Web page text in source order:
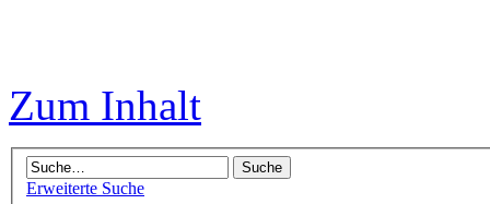
Zum Inhalt
Erweiterte Suche